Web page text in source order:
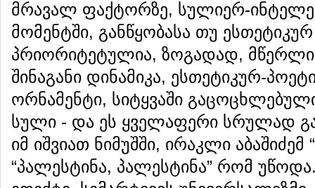
მრავალ ფაქტორზე, სულიერ-
მომენტში, განწყობასა თუ
პრიორიტეტულია, ზოგადად,
შინაგანი დინამიკა, ესთეტიკურ-
ორნამენტი, სიტყვაში
სული - და ეს ყველაფერი სრულად
იმ იშვიათ ნიმუშში, ირაკლი
“პალესტინა, პალესტინა” რომ